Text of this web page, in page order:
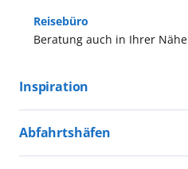
Beratung auch in Ihrer Nähe
Reisebüro
Inspiration
Aktivurlaub mit AIDA
Abfahrtshäfen